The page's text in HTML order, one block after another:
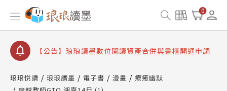
0
【公告】因 Readmoo 讀墨系統維護中，本站同步暫
停部分閱讀服務
【公告】琅琅讀墨數位閱讀資產合併與書櫃開通申請
【公告】琅琅讀墨書櫃開通常見問題
請圖文教學
【公告】琅琅書店服務升級重要說明及資產合併結果
琅琅悅讀 琅琅讀墨 電子書 漫畫
療癒幽默